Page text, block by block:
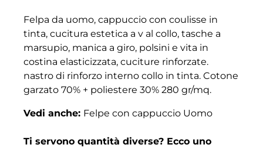
Felpa da uomo, cappuccio con coulisse in
tinta, cucitura estetica a v al collo, tasche a
marsupio, manica a giro, polsini e vita in
costina elasticizzata, cuciture rinforzate.
nastro di rinforzo interno collo in tinta. Cotone
garzato 70% + poliestere 30% 280 gr/mq.
Vedi anche: Felpe con cappuccio Uomo
Ti servono quantità diverse? Ecco uno